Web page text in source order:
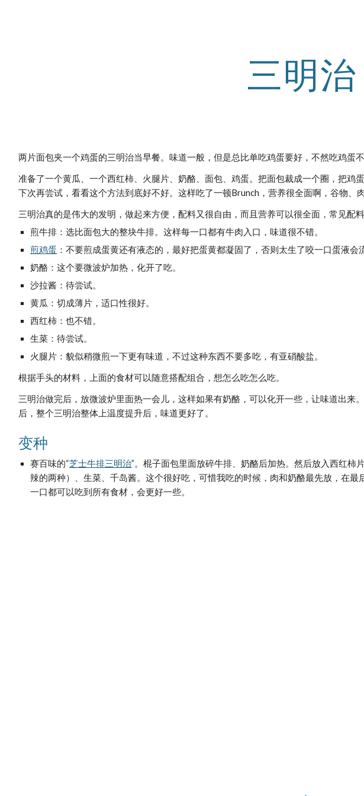
三明治
两片面包夹一个鸡蛋的三明治当早餐。味道一般，但是总比单吃鸡蛋要好，不然吃鸡蛋
准备了一个黄瓜、一个西红柿、火腿片、奶酪、面包、鸡蛋。把面包裁成一个圈，把鸡
下次再尝试，看看这个方法到底好不好。这样吃了一顿Brunch，营养很全面啊，谷物、
三明治真的是伟大的发明，做起来方便，配料又很自由，而且营养可以很全面，常见配料
煎牛排：选比面包大的整块牛排。这样每一口都有牛肉入口，味道很不错。
煎鸡蛋 ：不要煎成蛋黄还有液态的，最好把蛋黄都凝固了，否则太生了咬一口蛋液会
奶酪：这个要微波炉加热，化开了吃。
沙拉酱：待尝试。
黄瓜：切成薄片，适口性很好。
西红柿：也不错。
生菜：待尝试。
火腿片：貌似稍微煎一下更有味道，不过这种东西不要多吃，有亚硝酸盐。
根据手头的材料，上面的食材可以随意搭配组合，想怎么吃怎么吃。
三明治做完后，放微波炉里面热一会儿，这样如果有奶酪，可以化开一些，让味道出来
后，整个三明治整体上温度提升后，味道更好了。
变种
赛百味的“芝士牛排三明治”。棍子面包里面放碎牛排、奶酪后加热。然后放入西红
辣的两种）、生菜、千岛酱。这个很好吃，可惜我吃的时候，肉和奶酪最先放，在
一口都可以吃到所有食材，会更好一些。